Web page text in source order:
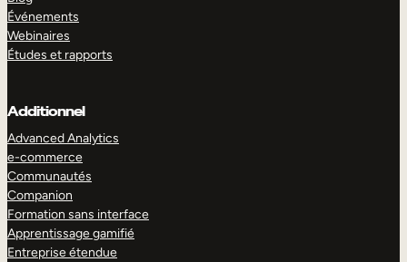
Événements
Webinaires
Études et rapports
Additionnel
Advanced Analytics
e-commerce
Communautés
Companion
Formation sans interface
Apprentissage gamifié
Entreprise étendue